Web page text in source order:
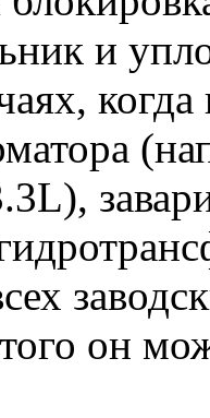
и
когда
он